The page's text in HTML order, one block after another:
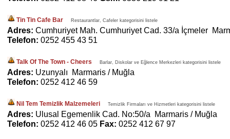
Tin Tin Cafe Bar Restaurantlar, Cafeler kategorisini listele
Adres: Cumhuriyet Mah. Cumhuriyet Cad. 33/a İçmeler
Telefon: 0252 455 43 51
Talk Of The Town - Cheers Barlar, Diskolar ve Eğlence Merkezleri kategorisini listele
Adres: Uzunyalı Marmaris / Muğla
Telefon: 0252 412 46 59
Nil Tem Temizlik Malzemeleri Temizlik Firmaları ve Hizmetleri kategorisini listele
Adres: Ulusal Egemenlik Cad. No:50/a Marmaris / Muğla
Telefon: 0252 412 46 05 Fax: 0252 412 67 97